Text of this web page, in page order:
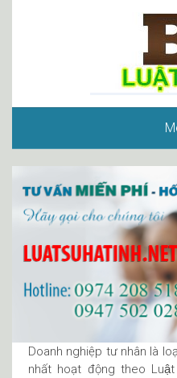
Doanh nghiệp tư nhân là
nhất hoạt động theo Luật